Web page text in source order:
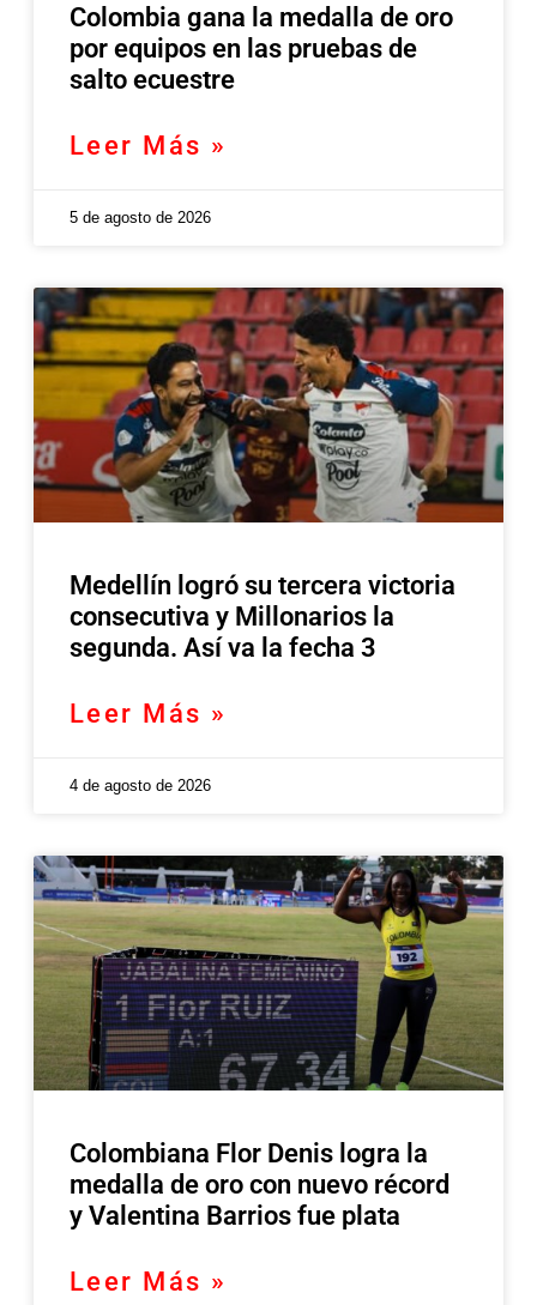
Colombia gana la medalla de oro
por equipos en las pruebas de
salto ecuestre
Leer Más »
5 de agosto de 2026
Medellín logró su tercera victoria
consecutiva y Millonarios la
segunda. Así va la fecha 3
Leer Más »
4 de agosto de 2026
Colombiana Flor Denis logra la
medalla de oro con nuevo récord
y Valentina Barrios fue plata
Leer Más »